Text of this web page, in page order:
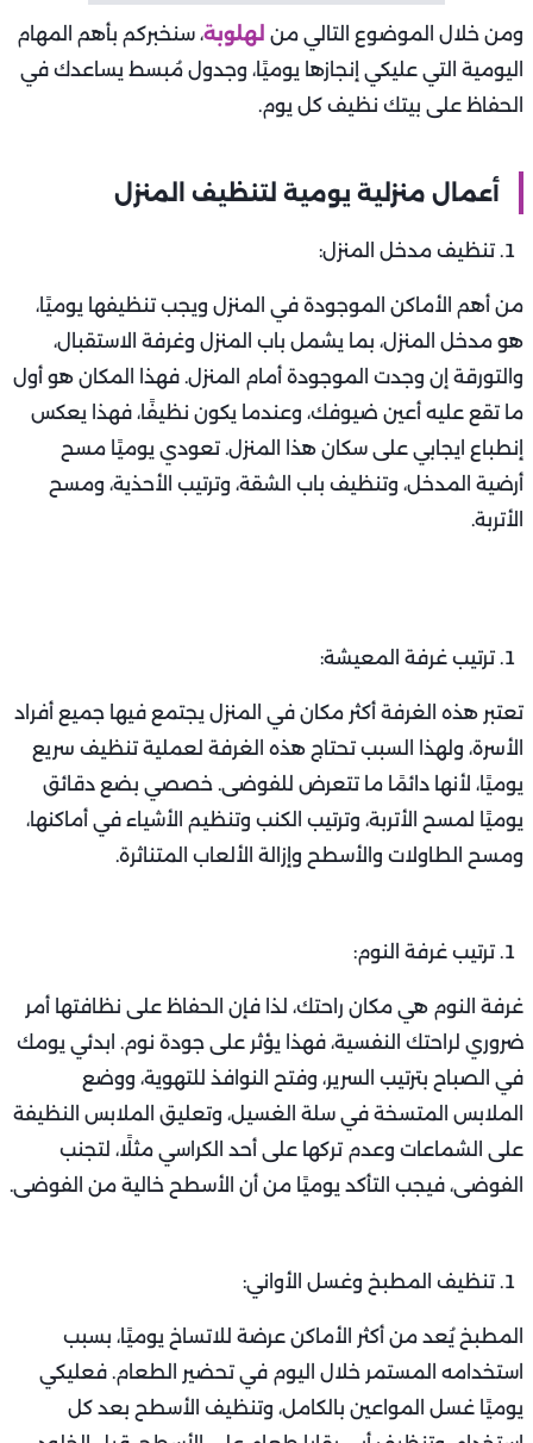
ومن خلال الموضوع التالي من لهلوبة، سنخبركم بأهم المهام
اليومية التي عليكي إنجازها يوميًا، وجدول مُبسط يساعدك في
الحفاظ على بيتك نظيف كل يوم.
أعمال منزلية يومية لتنظيف المنزل
تنظيف مدخل المنزل:
من أهم الأماكن الموجودة في المنزل ويجب تنظيفها يوميًا،
هو مدخل المنزل، بما يشمل باب المنزل وغرفة الاستقبال،
والتورقة إن وجدت الموجودة أمام المنزل. فهذا المكان هو أول
ما تقع عليه أعين ضيوفك، وعندما يكون نظيفًا، فهذا يعكس
إنطباع ايجابي على سكان هذا المنزل. تعودي يوميًا مسح
أرضية المدخل، وتنظيف باب الشقة، وترتيب الأحذية، ومسح
الأتربة.
ترتيب غرفة المعيشة:
تعتبر هذه الغرفة أكثر مكان في المنزل يجتمع فيها جميع أفراد
الأسرة، ولهذا السبب تحتاج هذه الغرفة لعملية تنظيف سريع
يوميًا، لأنها دائمًا ما تتعرض للفوضى. خصصي بضع دقائق
يوميًا لمسح الأتربة، وترتيب الكنب وتنظيم الأشياء في أماكنها،
ومسح الطاولات والأسطح وإزالة الألعاب المتناثرة.
ترتيب غرفة النوم:
غرفة النوم هي مكان راحتك، لذا فإن الحفاظ على نظافتها أمر
ضروري لراحتك النفسية، فهذا يؤثر على جودة نوم. ابدئي يومك
في الصباح بترتيب السرير، وفتح النوافذ للتهوية، ووضع
الملابس المتسخة في سلة الغسيل، وتعليق الملابس النظيفة
على الشماعات وعدم تركها على أحد الكراسي مثلًا، لتجنب
الفوضى، فيجب التأكد يوميًا من أن الأسطح خالية من الفوضى.
تنظيف المطبخ وغسل الأواني:
المطبخ يُعد من أكثر الأماكن عرضة للاتساخ يوميًا، بسبب
استخدامه المستمر خلال اليوم في تحضير الطعام. فعليكي
يوميًا غسل المواعين بالكامل، وتنظيف الأسطح بعد كل